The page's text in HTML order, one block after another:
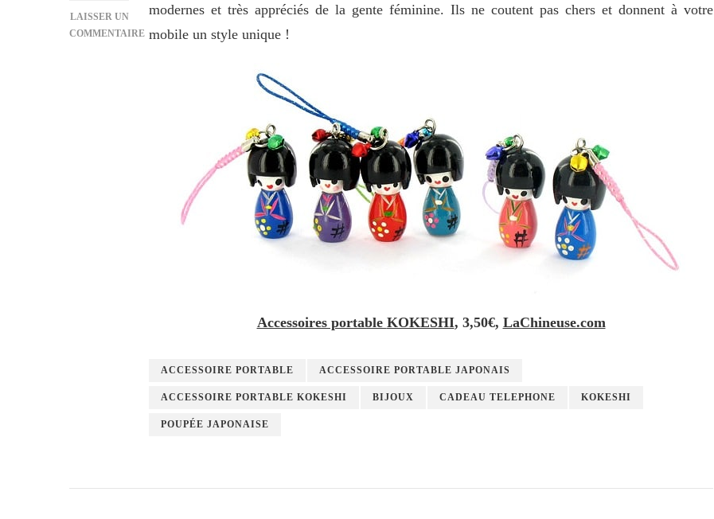
LAISSER UN
COMMENTAIRE
modernes et très appréciés de la gente féminine. Ils ne coutent pas chers et donnent à votre
mobile un style unique !
Accessoires portable KOKESHI, 3,50€, LaChineuse.com
ACCESSOIRE PORTABLE ACCESSOIRE PORTABLE JAPONAIS
ACCESSOIRE PORTABLE KOKESHI BIJOUX CADEAU TELEPHONE KOKESHI
POUPÉE JAPONAISE